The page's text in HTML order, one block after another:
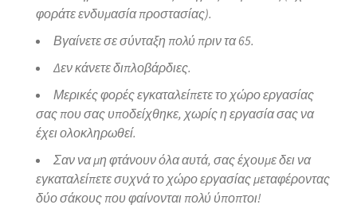
φοράτε ενδυμασία προστασίας).
Βγαίνετε σε σύνταξη πολύ πριν τα 65.
Δεν κάνετε διπλοβάρδιες.
Μερικές φορές εγκαταλείπετε το χώρο εργασίας
σας που σας υποδείχθηκε, χωρίς η εργασία σας να
έχει ολοκληρωθεί.
Σαν να μη φτάνουν όλα αυτά, σας έχουμε δει να
εγκαταλείπετε συχνά το χώρο εργασίας μεταφέροντας
δύο σάκους που φαίνονται πολύ ύποπτοι!